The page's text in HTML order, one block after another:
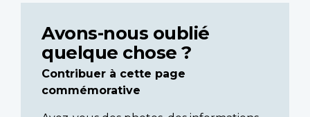
Avons-nous oublié
quelque chose ?
Contribuer à cette page
commémorative